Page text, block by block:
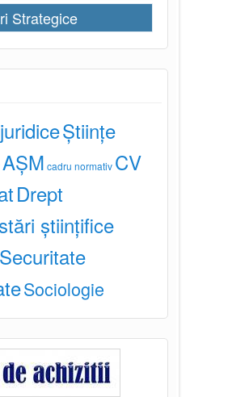
Strategice
Științe
AȘM cadru normativ CV
Drept
științifice
Securitate
Sociologie